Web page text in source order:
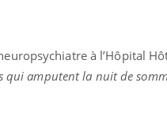
à l’Hôpital
qui amputent la nuit de